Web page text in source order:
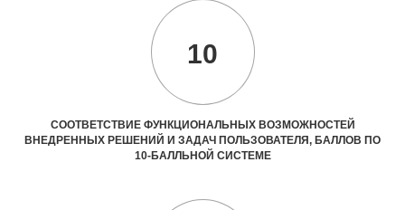
10
СООТВЕТСТВИЕ ФУНКЦИОНАЛЬНЫХ ВОЗМОЖНОСТЕЙ
ВНЕДРЕННЫХ РЕШЕНИЙ И ЗАДАЧ ПОЛЬЗОВАТЕЛЯ, БАЛЛОВ ПО
10-БАЛЛЬНОЙ СИСТЕМЕ